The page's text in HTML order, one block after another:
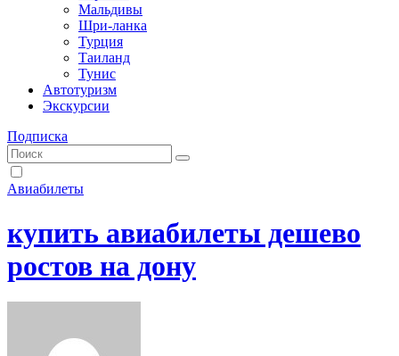
Мальдивы
Шри-ланка
Турция
Таиланд
Тунис
Автотуризм
Экскурсии
Подписка
Авиабилеты
купить авиабилеты дешево
ростов на дону